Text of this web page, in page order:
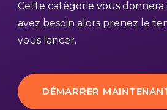
Cette catégorie vous donnera
avez besoin alors prenez le
vous lancer.
DÉMARRER